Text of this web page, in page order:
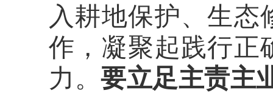
入耕地保护、生
作，凝聚起践行正
力。要立足主责主